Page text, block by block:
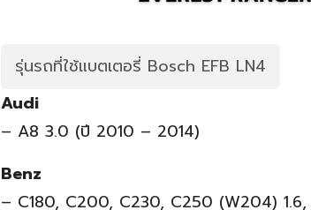
รุ่นรถที่ใช้แบตเตอรี่ Bosch EFB LN4
Audi
– A8 3.0 (ปี 2010 – 2014)
Benz
– C180, C200, C230, C250 (W204) 1.6,